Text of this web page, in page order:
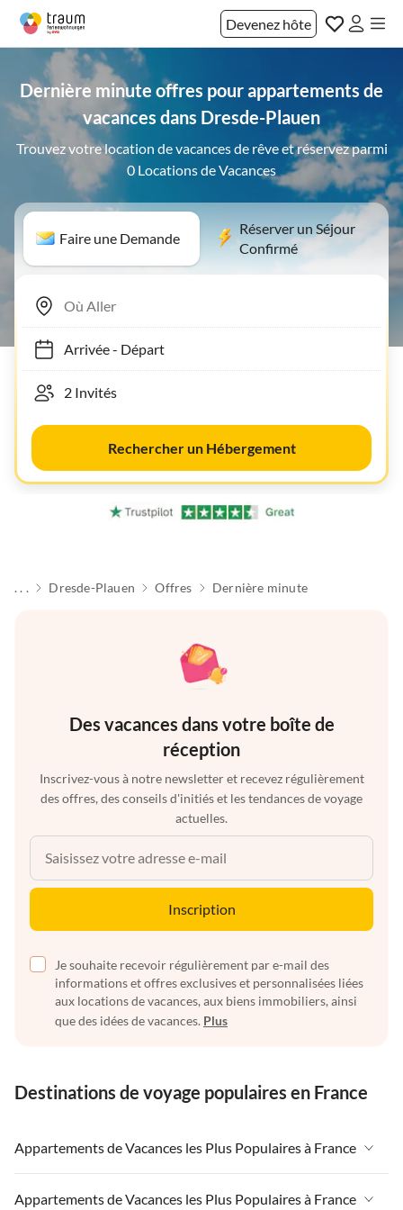
Devenez hôte
Dernière minute offres pour appartements de
vacances dans Dresde-Plauen
Trouvez votre location de vacances de rêve et réservez parmi
0 Locations de Vacances
Faire une Demande
Réserver un Séjour
Confirmé
Arrivée- Départ
Rechercher un Hébergement
. . . Dresde-Plauen Offres Dernière minute
Des vacances dans votre boîte de
réception
Inscrivez-vous à notre newsletter et recevez régulièrement
des offres, des conseils d'initiés et les tendances de voyage
actuelles.
Inscription
Je souhaite recevoir régulièrement par e-mail des
informations et offres exclusives et personnalisées liées
aux locations de vacances, aux biens immobiliers, ainsi
que des idées de vacances. Plus
Destinations de voyage populaires en France
Appartements de Vacances les Plus Populaires à France
Appartements de Vacances à France
Appartements de Vacances les Plus Populaires à France